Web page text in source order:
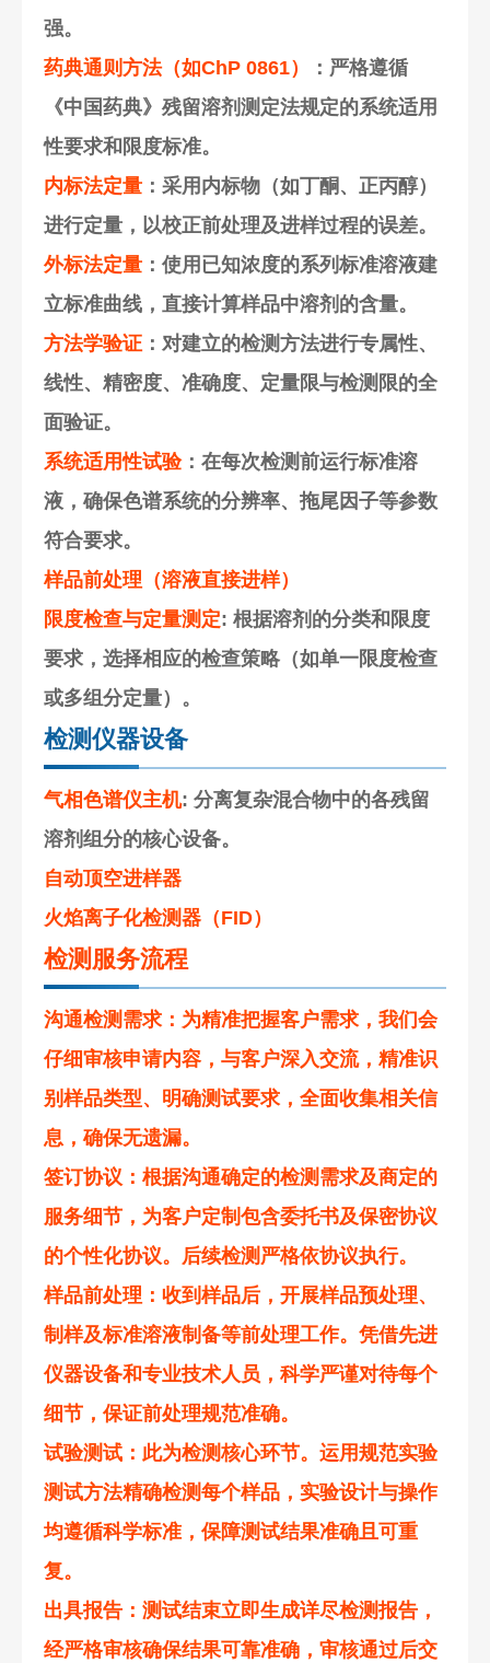
强。
药典通则方法（如ChP 0861）
：严格遵循
《中国药典》残留溶剂测定法规定的系统适用
性要求和限度标准。
内标法定量 ：采用内标物（如丁酮、正丙醇）
进行定量，以校正前处理及进样过程的误差。
外标法定量 ：使用已知浓度的系列标准溶液建
立标准曲线，直接计算样品中溶剂的含量。
方法学验证 ：对建立的检测方法进行专属性、
线性、精密度、准确度、定量限与检测限的全
面验证。
系统适用性试验：在每次检测前运行标准溶
液，确保色谱系统的分辨率、拖尾因子等参数
符合要求。
样品前处理（溶液直接进样）
限度检查与定量测定: 根据溶剂的分类和限度
要求，选择相应的检查策略（如单一限度检查
或多组分定量）。
检测仪器设备
气相色谱仪主机: 分离复杂混合物中的各残留
溶剂组分的核心设备。
自动顶空进样器
火焰离子化检测器（FID）
检测服务流程
沟通检测需求 ：为精准把握客户需求，我们会
仔细审核申请内容，与客户深入交流，精准识
别样品类型、明确测试要求，全面收集相关信
息，确保无遗漏。
签订协议 ：根据沟通确定的检测需求及商定的
服务细节，为客户定制包含委托书及保密协议
的个性化协议。后续检测严格依协议执行。
样品前处理 ：收到样品后，开展样品预处理、
制样及标准溶液制备等前处理工作。凭借先进
仪器设备和专业技术人员，科学严谨对待每个
细节，保证前处理规范准确。
试验测试 ：此为检测核心环节。运用规范实验
测试方法精确检测每个样品，实验设计与操作
均遵循科学标准，保障测试结果准确且可重
复。
出具报告 ：测试结束立即生成详尽检测报告，
经严格审核确保结果可靠准确，审核通过后交